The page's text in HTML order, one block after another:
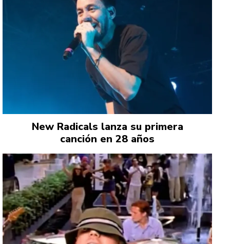
New Radicals lanza su primera
canción en 28 años